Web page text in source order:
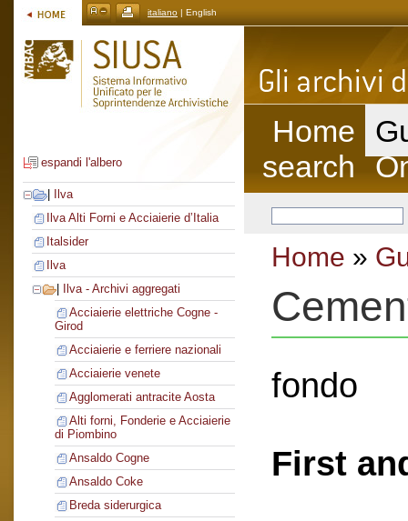
italiano | English
espandi l'albero
Ilva
Ilva Alti Forni e Acciaierie d’Italia
Italsider
Ilva
Ilva - Archivi aggregati
Acciaierie elettriche Cogne -
Girod
Acciaierie e ferriere nazionali
Acciaierie venete
Agglomerati antracite Aosta
Alti forni, Fonderie e Acciaierie
di Piombino
Ansaldo Cogne
Ansaldo Coke
Breda siderurgica
Home
search
Home »
fondo
First